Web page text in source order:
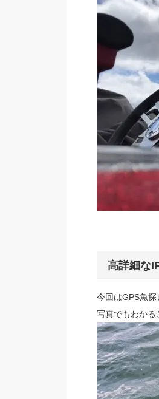
高詳細な
今回はGPS魚探
写真でもわかる